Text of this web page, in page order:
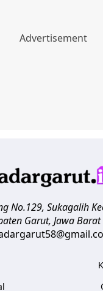
No.129, Sukagalih
Garut, Jawa Barat